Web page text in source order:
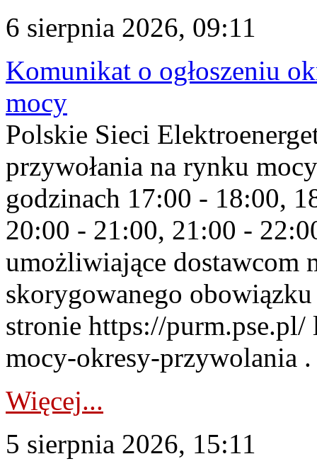
6 sierpnia 2026, 09:11
Komunikat o ogłoszeniu
mocy
Polskie Sieci
przywołania na rynku
godzinach 17:00 - 18:00,
20:00 - 21:00, 21:00 -
umożliwiające dostawcom
skorygowanego
stronie https://
mocy-okresy-przywolania
Więcej...
5 sierpnia 2026, 15:11